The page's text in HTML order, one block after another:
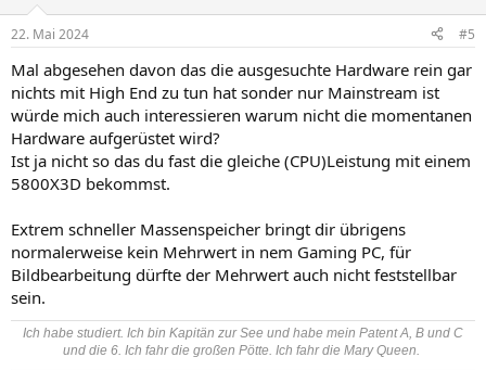
e
:
22. Mai 2024 #5
Mal abgesehen davon das die ausgesuchte Hardware rein gar
nichts mit High End zu tun hat sonder nur Mainstream ist
würde mich auch interessieren warum nicht die momentanen
Hardware aufgerüstet wird?
Ist ja nicht so das du fast die gleiche (CPU)Leistung mit einem
5800X3D bekommst.
Extrem schneller Massenspeicher bringt dir übrigens
normalerweise kein Mehrwert in nem Gaming PC, für
Bildbearbeitung dürfte der Mehrwert auch nicht feststellbar
sein.
Ich habe studiert. Ich bin Kapitän zur See und habe mein Patent A, B und C
und die 6. Ich fahr die großen Pötte. Ich fahr die Mary Queen.